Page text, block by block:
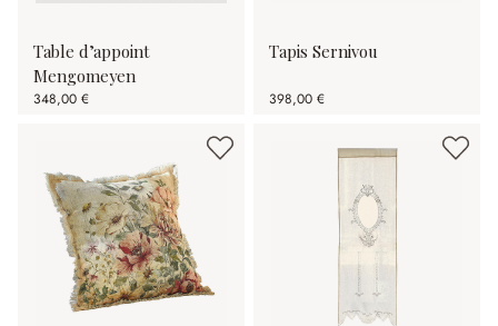
Table d’appoint
Mengomeyen
348,00 €
Tapis Sernivou
398,00 €